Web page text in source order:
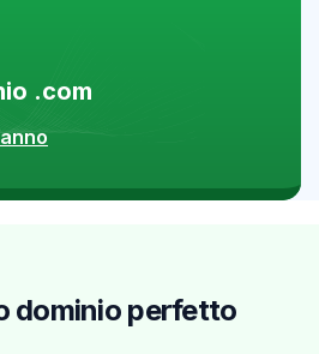
.com
dominio perfetto